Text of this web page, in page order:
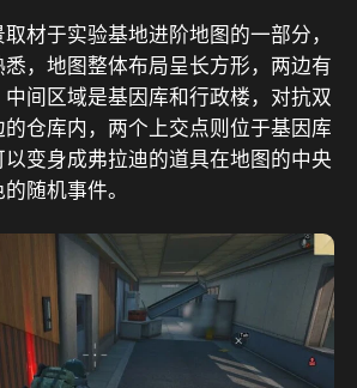
材于实验基地进阶地图的一部分，
，地图整体布局呈长方形，两边有
间区域是基因库和行政楼，对抗双
仓库内，两个上交点则位于基因库
变身成弗拉迪的道具在地图的中央
随机事件。